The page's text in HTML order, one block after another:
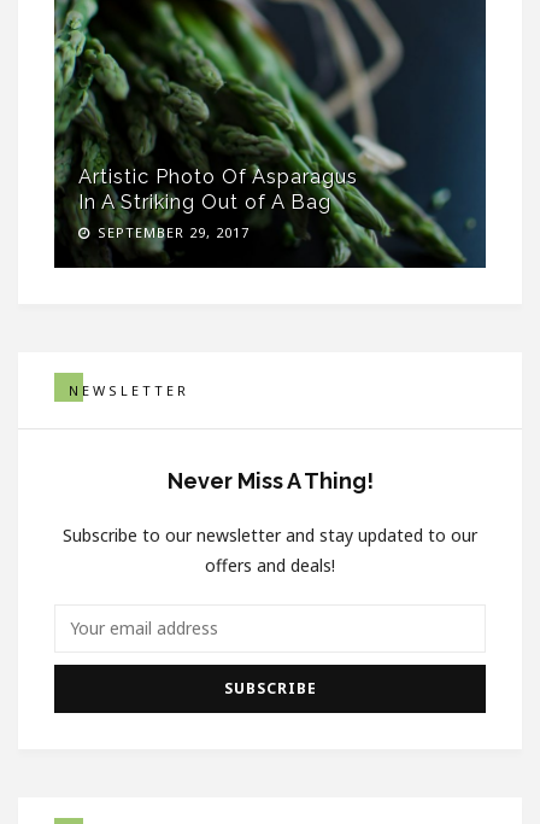
Artistic Photo Of Asparagus
In A Striking Out of A Bag
SEPTEMBER 29, 2017
NEWSLETTER
Never Miss A Thing!
Subscribe to our newsletter and stay updated to our
offers and deals!